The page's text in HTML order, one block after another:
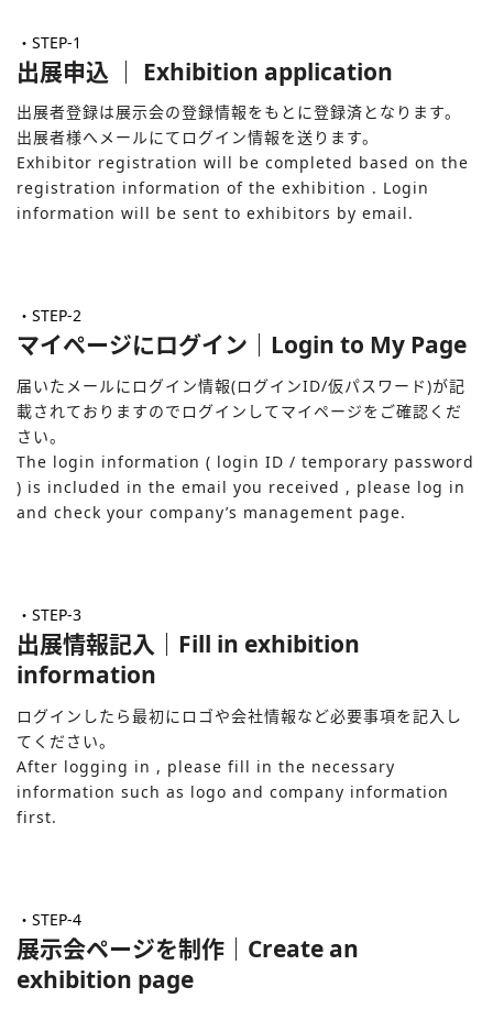
・STEP-1
出展申込 ｜ Exhibition application
出展者登録は展示会の登録情報をもとに登録済となります。
出展者様へメールにてログイン情報を送ります。
Exhibitor registration will be completed based on the
registration information of the exhibition . Login
information will be sent to exhibitors by email.
・STEP-2
マイページにログイン｜Login to My Page
届いたメールにログイン情報(ログインID/仮パスワード)が記
載されておりますのでログインしてマイページをご確認くだ
さい。
The login information ( login ID / temporary password
) is included in the email you received , please log in
and check your company’s management page.
・STEP-3
出展情報記入｜Fill in exhibition
information
ログインしたら最初にロゴや会社情報など必要事項を記入し
てください。
After logging in , please fill in the necessary
information such as logo and company information
first.
・STEP-4
展示会ページを制作｜Create an
exhibition page